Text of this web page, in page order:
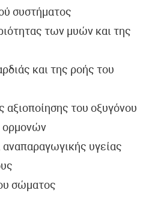
συστήματος
των μυών και της
και της ροής του
αξιοποίησης του οξυγόνου
ορμονών
αναπαραγωγικής υγείας
σώματος